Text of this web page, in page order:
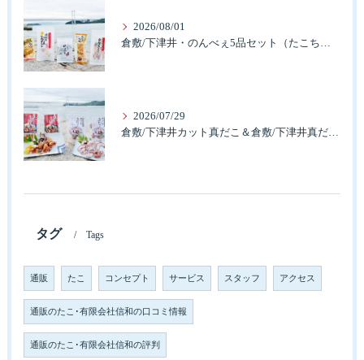
2026/08/01
倉敷/下津井・のんべぇ5品セット（たこちく、たこ玉、味付のり、串酢だこ、味付けけやわらか真だこチーズ）3歳のお子様も大好きなんですよ。
2026/07/29
倉敷/下津井カット真だこ＆倉敷/下津井真だこ唐揚げ・セット人気です。
タグ Tags
通販 たこ コンセプト サービス スタッフ アクセス
通販のたこ･有限会社信和の口コミ情報
通販のたこ･有限会社信和の評判